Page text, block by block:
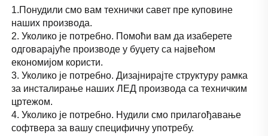
1.Понудили смо вам технички савет пре куповине
наших производа.
2. Уколико је потребно. Помоћи вам да изаберете
одговарајуће производе у буџету са највећом
економијом користи.
3. Уколико је потребно. Дизајнирајте структуру рамка
за инсталирање наших ЛЕД производа са техничким
цртежом.
4. Уколико је потребно. Нудили смо прилагођавање
софтвера за вашу специфичну употребу.